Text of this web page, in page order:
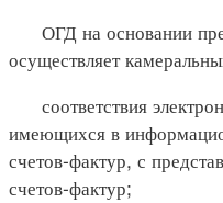
ОГД на основании
осуществляет
соответствия
имеющихся в
счетов-фактур, с
счетов-фактур;